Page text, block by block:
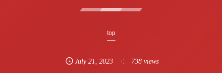
top
July 21 ,2023 738 views